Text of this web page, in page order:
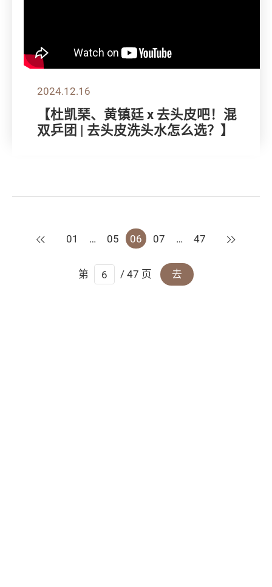
2024.12.16
【杜凯琹、黄镇廷 x 去头皮吧！混
双乒团 | 去头皮洗头水怎么选？】
上一页
01 … 05 06 07 … 47 下一页
第 / 47 页 去